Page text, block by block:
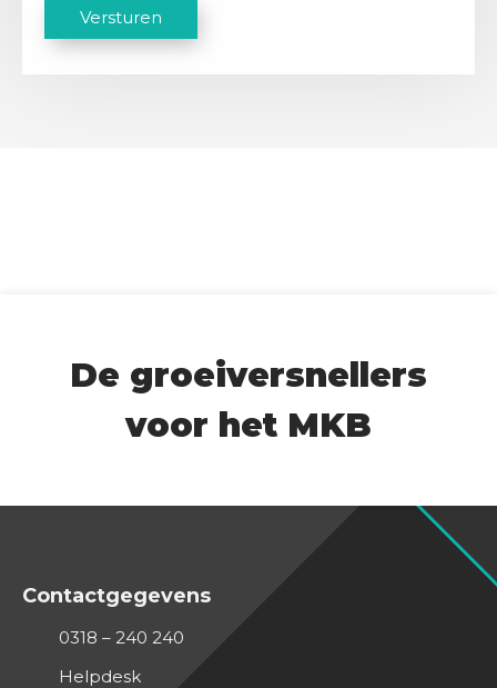
A
Versturen
De groeiversnellers
voor het MKB
Contactgegevens
0318 – 240 240
Helpdesk